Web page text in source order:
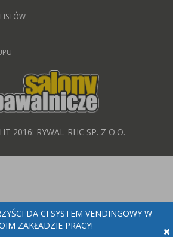
2016: RYWAL-RHC SP. Z O.O.
DA CI SYSTEM VENDINGOWY W
ZAKŁADZIE PRACY!